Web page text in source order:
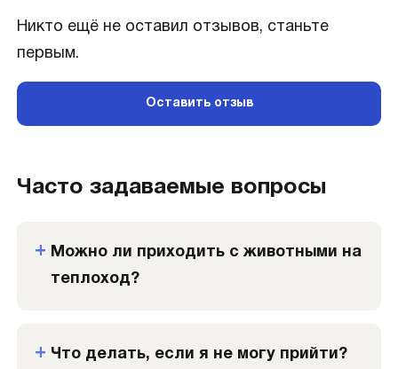
Никто ещё не оставил отзывов, станьте
первым.
Оставить отзыв
Часто задаваемые вопросы
Можно ли приходить с животными на
теплоход?
Что делать, если я не могу прийти?